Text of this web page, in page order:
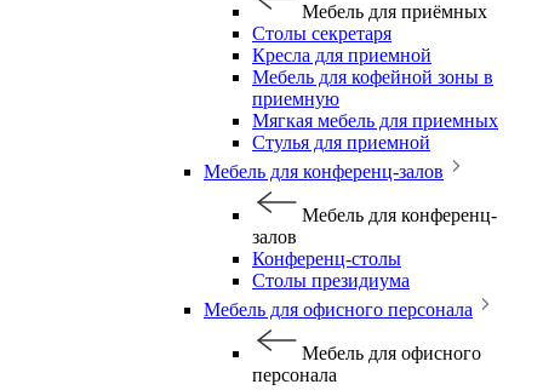
Мебель для приёмных
Столы секретаря
Кресла для приемной
Мебель для кофейной зоны в
приемную
Мягкая мебель для приемных
Стулья для приемной
Мебель для конференц-залов
Мебель для конференц-
залов
Конференц-столы
Столы президиума
Мебель для офисного персонала
Мебель для офисного
персонала